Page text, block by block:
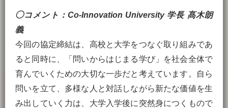
◯コメント：Co-Innovation University 学長 髙木朗
義
今回の協定締結は、高校と大学をつなぐ取り組みであ
ると同時に、「問いからはじまる学び」を社会全体で
育んでいくための大切な一歩だと考えています。自ら
問いを立て、多様な人と対話しながら新たな価値を生
み出していく力は、大学入学後に突然身につくもので